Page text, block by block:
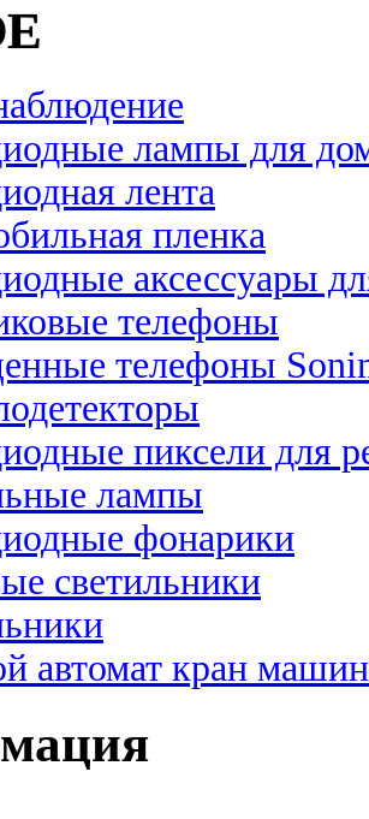
лампы для
лента
пленка
аксессуары
телефоны
телефоны
пиксели для
лампы
фонарики
светильники
автомат кран